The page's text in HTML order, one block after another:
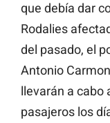
que debía dar
Rodalies
del pasado, el
Antonio
llevarán a cabo
pasajeros los